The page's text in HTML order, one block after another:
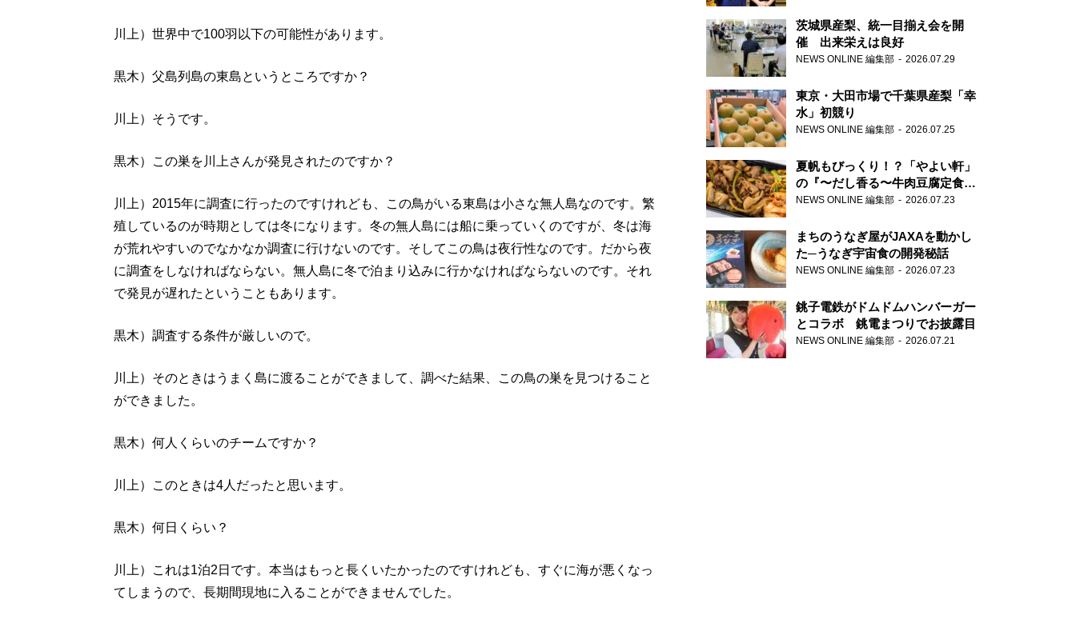
川上）世界中で100羽以下の可能性があります。
黒木）父島列島の東島というところですか？
川上）そうです。
黒木）この巣を川上さんが発見されたのですか？
川上）2015年に調査に行ったのですけれども、この鳥がいる東島は小さな無人島なのです。繁
殖しているのが時期としては冬になります。冬の無人島には船に乗っていくのですが、冬は海
が荒れやすいのでなかなか調査に行けないのです。そしてこの鳥は夜行性なのです。だから夜
に調査をしなければならない。無人島に冬で泊まり込みに行かなければならないのです。それ
で発見が遅れたということもあります。
黒木）調査する条件が厳しいので。
川上）そのときはうまく島に渡ることができまして、調べた結果、この鳥の巣を見つけること
ができました。
黒木）何人くらいのチームですか？
川上）このときは4人だったと思います。
黒木）何日くらい？
川上）これは1泊2日です。本当はもっと長くいたかったのですけれども、すぐに海が悪くなっ
てしまうので、長期間現地に入ることができませんでした。
茨城県産梨、統一目揃え会を開
催 出来栄えは良好
NEWS ONLINE 編集部 2026.07.29
東京・大田市場で千葉県産梨「幸
水」初競り
NEWS ONLINE 編集部 2026.07.25
夏帆もびっくり！？「やよい軒」
の『〜だし香る〜牛肉豆腐定食』
が香り高すぎる
NEWS ONLINE 編集部 2026.07.23
まちのうなぎ屋がJAXAを動かし
た─うなぎ宇宙食の開発秘話
NEWS ONLINE 編集部 2026.07.23
銚子電鉄がドムドムハンバーガー
とコラボ 銚電まつりでお披露目
NEWS ONLINE 編集部 2026.07.21